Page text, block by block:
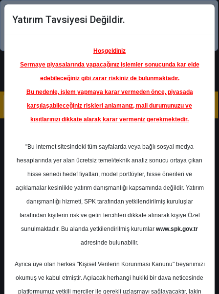
Şimdi uygulamayı indirin!
Ana Sayfa Raporlar
Deniz Yatırım
Rapor Detay
Günlük Bülten
Deniz Yatırım 03 Haziran 2025
Yatırım Tavsiyesi Değildir.
Hoşgeldiniz
Sermaye piyasalarında yapacağınız işlemler sonucunda kar elde
edebileceğiniz gibi zarar riskiniz de bulunmaktadır.
Bu nedenle, işlem yapmaya karar vermeden önce, piyasada
karşılaşabileceğiniz riskleri anlamanız, mali durumunuzu ve
kısıtlarınızı dikkate alarak karar vermeniz gerekmektedir.
"Bu internet sitesindeki tüm sayfalarda veya bağlı sosyal medya
hesaplarında yer alan ücretsiz temel/teknik analiz sonucu ortaya çıkan
hisse senedi hedef fiyatları, model portföyler, hisse önerileri ve
açıklamalar kesinlikle yatırım danışmanlığı kapsamında değildir. Yatırım
danışmanlığı hizmeti, SPK tarafından yetkilendirilmiş kuruluşlar
tarafından kişilerin risk ve getiri tercihleri dikkate alınarak kişiye Özel
sunulmaktadır. Bu alanda yetkilendirilmiş kurumlar www.spk.gov.tr
adresinde bulunabilir.
Ayrıca üye olan herkes "Kişisel Verilerin Korunması Kanunu" beyanımızı
okumuş ve kabul etmiştir. Açılacak herhangi hukiki bir dava neticesinde
platformumuz yetkili merciler ile gerekli uzlaşmayı sağlayacaktır, lakin